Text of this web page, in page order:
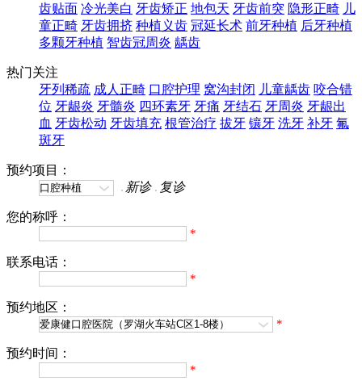
齿贴面 冷光美白 牙齿矫正 地包天 牙齿前突 隐形正畸 儿
童正畸 牙齿拥挤 种植义齿 冠延长术 前牙种植 后牙种植
多颗牙种植 智齿冠周炎 龋齿
热门关注
牙列稀疏 成人正畸 口腔护理 窝沟封闭 儿童龋齿 咬合错
位 牙龈炎 牙髓炎 四环素牙 牙痛 牙结石 牙周炎 牙龈出
血 牙齿松动 牙齿填充 根管治疗 拔牙 镶牙 洗牙 补牙 氟
斑牙
预约项目：
新诊
复诊
您的称呼：
*
联系电话：
*
预约地区：
*
预约时间：
*